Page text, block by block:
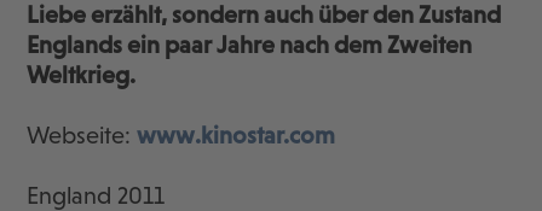
Liebe erzählt, sondern auch über den Zustand
Englands ein paar Jahre nach dem Zweiten
Weltkrieg.
Webseite:www.kinostar.com
England 2011